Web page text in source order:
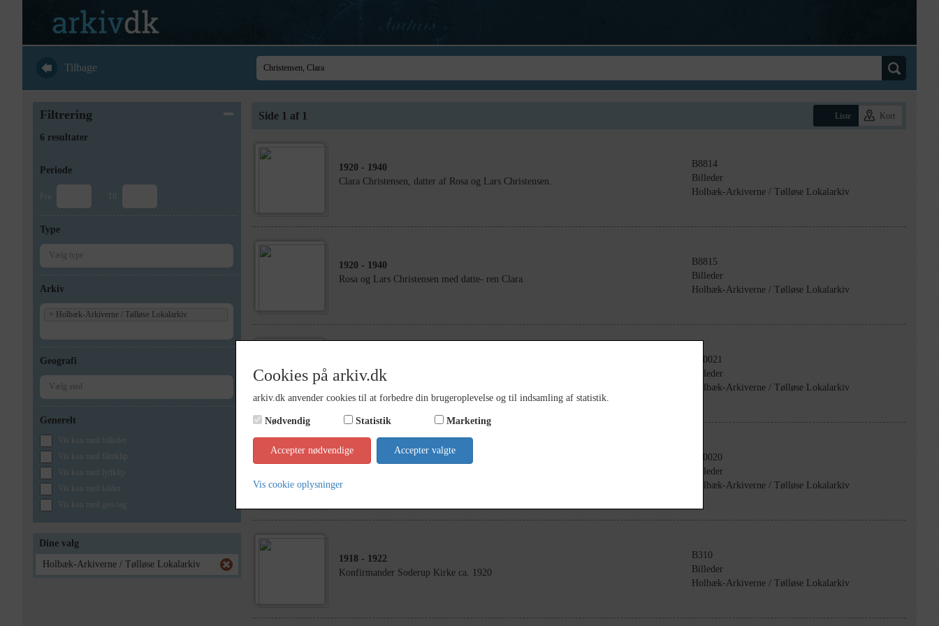
Tilbage
Filtrering
6 resultater
Periode
Fra Til
Type
Arkiv
× Holbæk-Arkiverne / Tølløse Lokalarkiv
Geografi
Generelt
Vis kun med billeder
Vis kun med filmklip
Vis kun med lydklip
Vis kun med kilder
Vis kun med geo-tag
Dine valg
Holbæk-Arkiverne / Tølløse Lokalarkiv
Side 1 af 1 Liste Kort
1920 - 1940
Clara Christensen, datter af Rosa og Lars Christensen.
B8814
Billeder
Holbæk-Arkiverne / Tølløse Lokalarkiv
1920 - 1940
Rosa og Lars Christensen med datte- ren Clara.
B8815
Billeder
Holbæk-Arkiverne / Tølløse Lokalarkiv
De 5 døtre af Ida Sophie og Peder Rasmus Pedersen, Bårupvej 12
B20021
Billeder
Holbæk-Arkiverne / Tølløse Lokalarkiv
- 1917
B20020
Billeder
Holbæk-Arkiverne / Tølløse Lokalarkiv
1918 - 1922
Konfirmander Soderup Kirke ca. 1920
B310
Billeder
Holbæk-Arkiverne / Tølløse Lokalarkiv
Cookies på arkiv.dk
arkiv.dk anvender cookies til at forbedre din brugeroplevelse og til indsamling af statistik.
Nødvendig Statistik Marketing
Accepter nødvendige Accepter valgte
Vis cookie oplysninger